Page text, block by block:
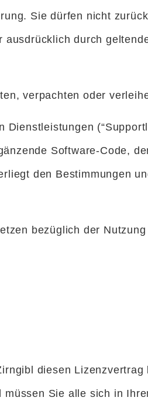
Sie dürfen nicht
durch
verpachten oder
Software-Code,
den Bestimmungen
bezüglich der Nutzung
diesen Lizenzvertrag
Sie alle sich in